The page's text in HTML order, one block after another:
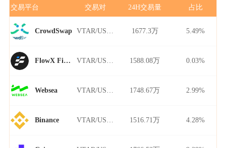
交易平台 交易对 24H交易量 占比
CrowdSwap 1677.3万 5.49%
FlowX Finance 1588.08万 0.03%
Websea 1748.67万 2.99%
Binance 1516.71万 4.28%